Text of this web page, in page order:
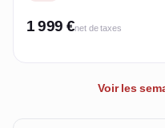
1 999 €net de taxes
Voir les